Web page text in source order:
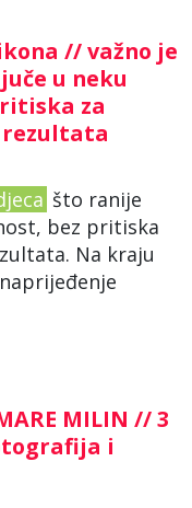
// važno je
u neku
za
što ranije
bez pritiska
Na kraju
MILIN // 3
i